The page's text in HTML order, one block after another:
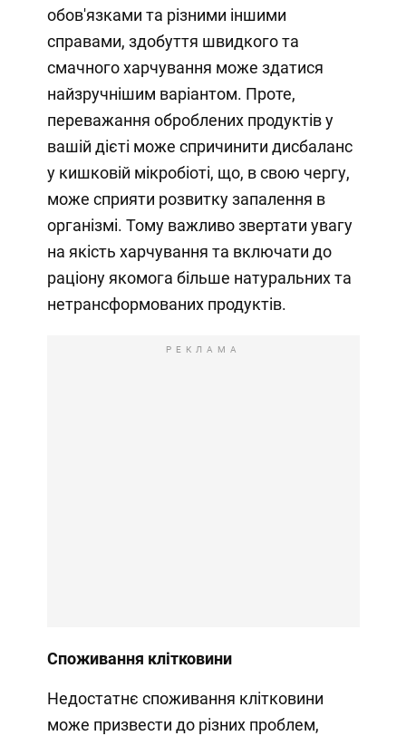
обов'язками та різними іншими
справами, здобуття швидкого та
смачного харчування може здатися
найзручнішим варіантом. Проте,
переважання оброблених продуктів у
вашій дієті може спричинити дисбаланс
у кишковій мікробіоті, що, в свою чергу,
може сприяти розвитку запалення в
організмі. Тому важливо звертати увагу
на якість харчування та включати до
раціону якомога більше натуральних та
нетрансформованих продуктів.
РЕКЛАМА
Споживання клітковини
Недостатнє споживання клітковини
може призвести до різних проблем,